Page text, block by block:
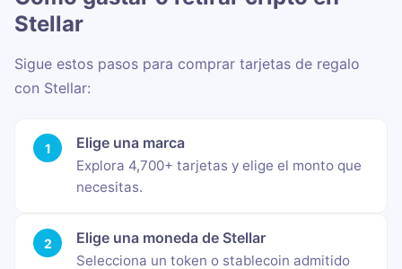
Stellar
Sigue estos pasos para comprar tarjetas de regalo
con Stellar:
Elige una marca
Explora 4,700+ tarjetas y elige el monto que
necesitas.
Elige una moneda de Stellar
Selecciona un token o stablecoin admitido